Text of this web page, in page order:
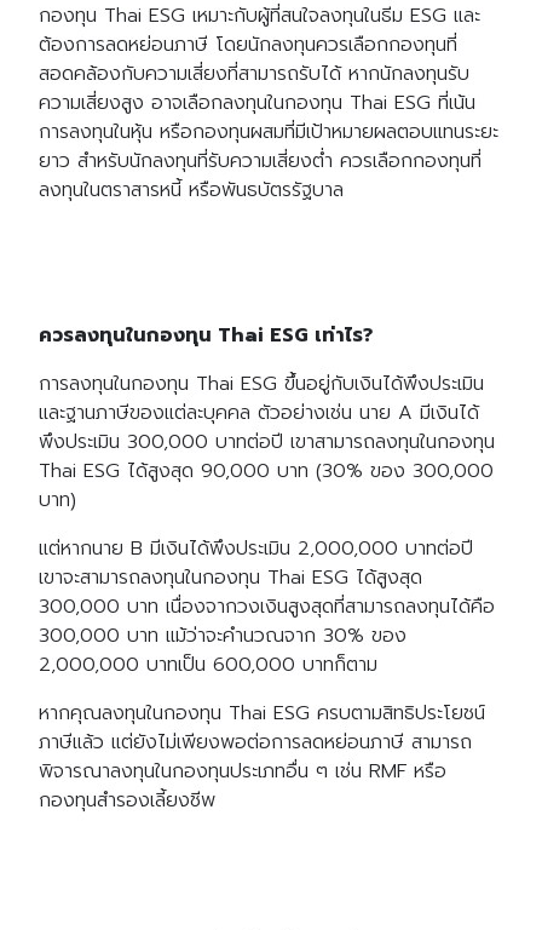
กองทุน Thai ESG เหมาะกับผู้ที่สนใจลงทุนในธีม ESG และ
ต้องการลดหย่อนภาษี โดยนักลงทุนควรเลือกกองทุนที่
สอดคล้องกับความเสี่ยงที่สามารถรับได้ หากนักลงทุนรับ
ความเสี่ยงสูง อาจเลือกลงทุนในกองทุน Thai ESG ที่เน้น
การลงทุนในหุ้น หรือกองทุนผสมที่มีเป้าหมายผลตอบแทนระยะ
ยาว สำหรับนักลงทุนที่รับความเสี่ยงต่ำ ควรเลือกกองทุนที่
ลงทุนในตราสารหนี้ หรือพันธบัตรรัฐบาล
ควรลงทุนในกองทุน Thai ESG เท่าไร?
การลงทุนในกองทุน Thai ESG ขึ้นอยู่กับเงินได้พึงประเมิน
และฐานภาษีของแต่ละบุคคล ตัวอย่างเช่น นาย A มีเงินได้
พึงประเมิน 300,000 บาทต่อปี เขาสามารถลงทุนในกองทุน
Thai ESG ได้สูงสุด 90,000 บาท (30% ของ 300,000
บาท)
แต่หากนาย B มีเงินได้พึงประเมิน 2,000,000 บาทต่อปี
เขาจะสามารถลงทุนในกองทุน Thai ESG ได้สูงสุด
300,000 บาท เนื่องจากวงเงินสูงสุดที่สามารถลงทุนได้คือ
300,000 บาท แม้ว่าจะคำนวณจาก 30% ของ
2,000,000 บาทเป็น 600,000 บาทก็ตาม
หากคุณลงทุนในกองทุน Thai ESG ครบตามสิทธิประโยชน์
ภาษีแล้ว แต่ยังไม่เพียงพอต่อการลดหย่อนภาษี สามารถ
พิจารณาลงทุนในกองทุนประเภทอื่น ๆ เช่น RMF หรือ
กองทุนสำรองเลี้ยงชีพ